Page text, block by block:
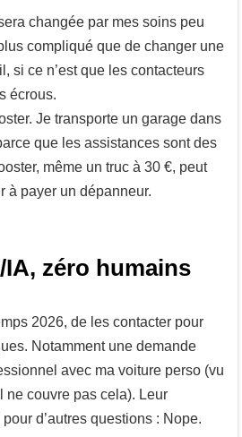
changée par mes soins peu
compliqué que de changer une
si ce n’est que les contacteurs
écrous.
Je transporte un garage dans
que les assistances sont des
même un truc à 30 €, peut
à payer un dépanneur.
zéro humains
2026, de les contacter pour
Notamment une demande
avec ma voiture perso (vu
ne couvre pas cela). Leur
d’autres questions : Nope.